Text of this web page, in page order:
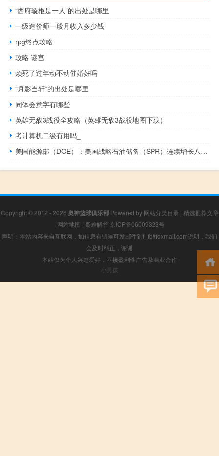
“西府璇枢是一人”的出处是哪里
一级造价师一般月收入多少钱
rpg终点攻略
攻略 谜宫
烦死了过年动不动催婚好吗
“月影当轩”的出处是哪里
同体会意字有哪些
英雄无敌3战役全攻略（英雄无敌3战役地图下载）
考计算机二级有用吗_
美国能源部（DOE）：美国战略石油储备（SPR）连续增长八周至9月22日达到3.515亿桶
Copyright © 2012 - 2026 奥神篮球俱乐部Powered by 网站分类目录 | 精选推荐文章
| 网站地图 | 疑难解答 京ICP备06009323号
声明：本站内容来自互联网，如信息有错误可发邮件到f_fb#foxmail.com说明，我们
会及时纠正，谢谢
本站仅为个人兴趣爱好，不接盈利性广告及商业合作
小男孩